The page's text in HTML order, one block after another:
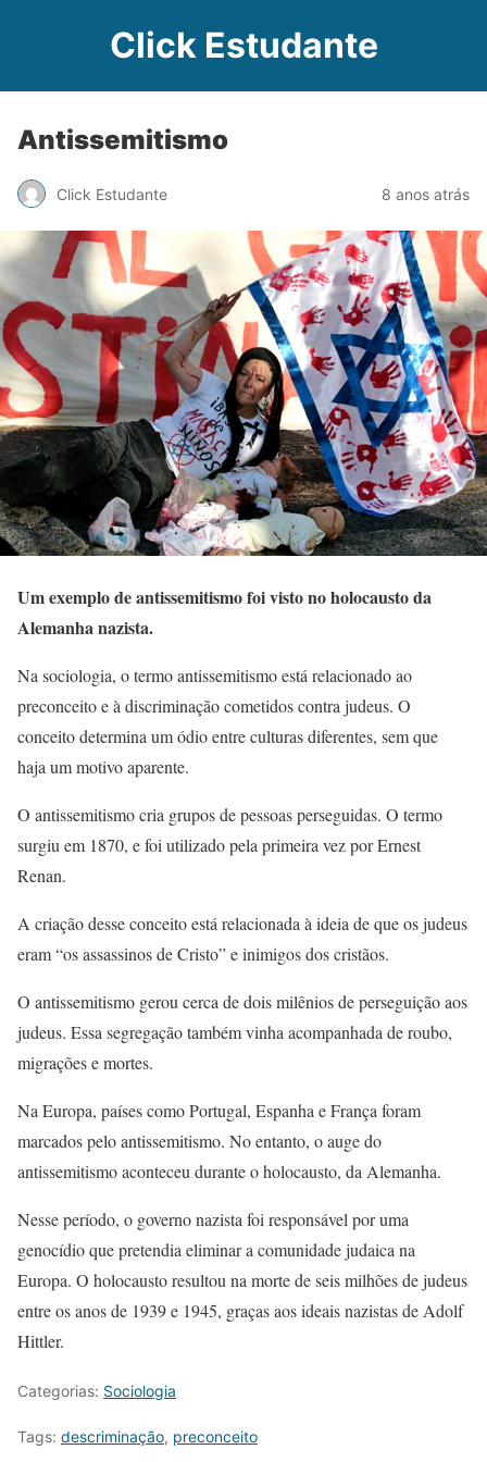
Click Estudante
Antissemitismo
Click Estudante 8 anos atrás
Um exemplo de antissemitismo foi visto no holocausto da
Alemanha nazista.
Na sociologia, o termo antissemitismo está relacionado ao
preconceito e à discriminação cometidos contra judeus. O
conceito determina um ódio entre culturas diferentes, sem que
haja um motivo aparente.
O antissemitismo cria grupos de pessoas perseguidas. O termo
surgiu em 1870, e foi utilizado pela primeira vez por Ernest
Renan.
A criação desse conceito está relacionada à ideia de que os judeus
eram “os assassinos de Cristo” e inimigos dos cristãos.
O antissemitismo gerou cerca de dois milênios de perseguição aos
judeus. Essa segregação também vinha acompanhada de roubo,
migrações e mortes.
Na Europa, países como Portugal, Espanha e França foram
marcados pelo antissemitismo. No entanto, o auge do
antissemitismo aconteceu durante o holocausto, da Alemanha.
Nesse período, o governo nazista foi responsável por uma
genocídio que pretendia eliminar a comunidade judaica na
Europa. O holocausto resultou na morte de seis milhões de judeus
entre os anos de 1939 e 1945, graças aos ideais nazistas de Adolf
Hittler.
Categorias: Sociologia
Tags: descriminação, preconceito